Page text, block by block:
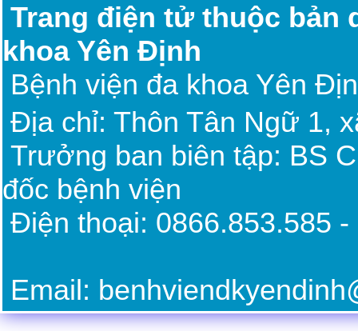
Trang điện tử thuộc bản
khoa Yên Định
Bệnh viện đa khoa Yên
Địa chỉ: Thôn Tân Ngữ 1,
Trưởng ban biên tập: BS
đốc bệnh viện
Điện thoại:
Email: